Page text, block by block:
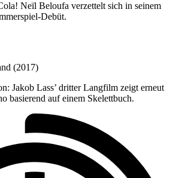
Neïl Beloufa verzettelt sich in seinem
Debüt.
(2017)
Jakob Lass’ dritter Langfilm zeigt erneut
basierend auf einem Skelettbuch.